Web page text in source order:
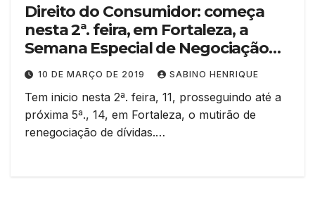
Direito do Consumidor: começa
nesta 2ª. feira, em Fortaleza, a
Semana Especial de Negociação
de Dívidas
10 DE MARÇO DE 2019 SABINO HENRIQUE
Tem inicio nesta 2ª. feira, 11, prosseguindo até a
próxima 5ª., 14, em Fortaleza, o mutirão de
renegociação de dívidas.…